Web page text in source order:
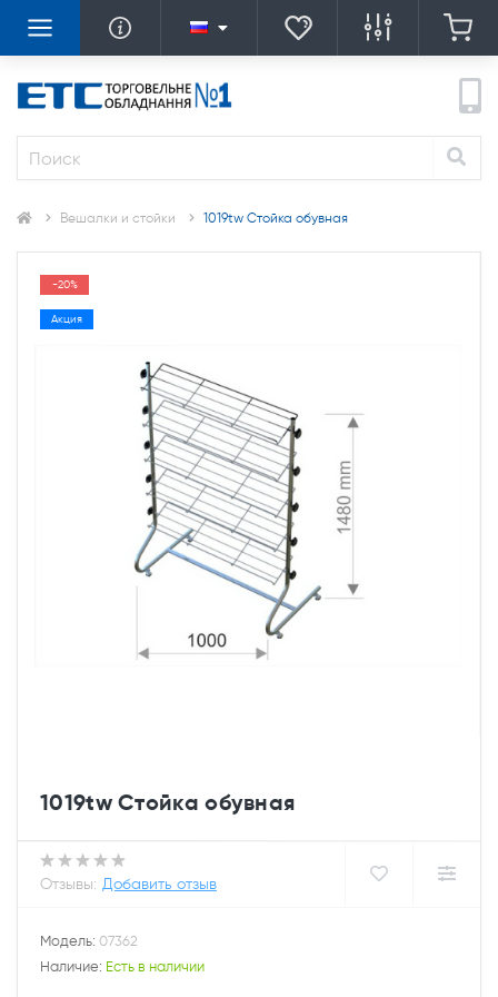
Вешалки и стойки 1019tw Стойка обувная
-20%
Акция
1019tw Стойка обувная
Отзывы: Добавить отзыв
Модель: 07362
Наличие: Есть в наличии